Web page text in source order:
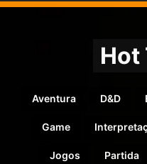
Hot
Aventura D&D
Game
Jogos Partida